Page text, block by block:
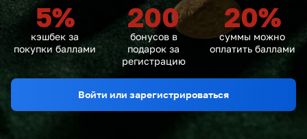
5%
кэшбек за
покупки баллами
200
бонусов в
подарок за
регистрацию
20%
суммы можно
оплатить баллами
Войти или зарегистрироваться